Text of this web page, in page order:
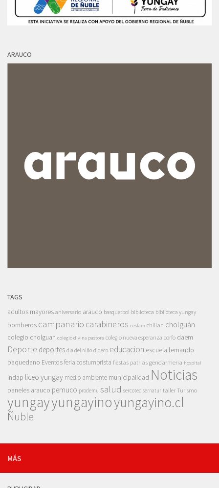
ARAUCO
TAGS
adultos mayores aniversario arauco basquetbol biblioteca biblioteca yungay
bomberos campanario carabineros cesfam chillan cholguán
colegio cholguan colegio divina pastora colegio nueva esperanza corfo daem
Deporte deportes dia del niño dideco educacion escuela fernando
baquedano Eventosferia costumbrista fiestas patrias gendarmeria hospital
indap liceo yungay medio ambiente municipalidad Noticias
paneles arauco pemuco prodemu salud sercotec sernatur taller Turismo
yungayyungayinoyungayino.cl
Ñuble
MÁS